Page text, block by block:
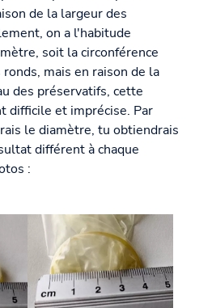
de la largeur des
on a l'habitude
soit la circonférence
mais en raison de la
des préservatifs, cette
difficile et imprécise. Par
le diamètre, tu obtiendrais
différent à chaque
: